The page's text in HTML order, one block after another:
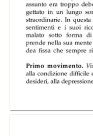
Orchestra del
Torino diretta da
Pinchas Steinberg